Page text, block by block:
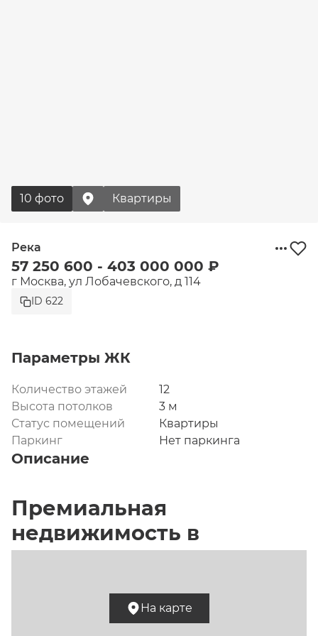
10 фото Квартиры
Река
57 250 600 - 403 000 000 ₽
г Москва, ул Лобачевского, д 114
ID 622
Параметры ЖК
Количество этажей
12
Высота потолков
3 м
Статус помещений
Квартиры
Паркинг
Нет паркинга
Описание
Премиальная
недвижимость в
Раменках
Жилой комплекс Река – это один из вариантов
малоэтажной застройки Москвы. Проект
На карте